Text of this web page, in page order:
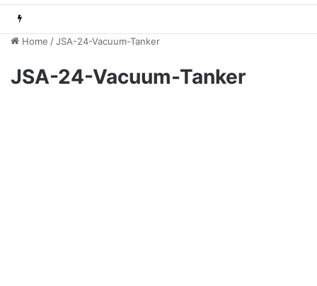
Home /JSA-24-Vacuum-Tanker
JSA-24-Vacuum-Tanker